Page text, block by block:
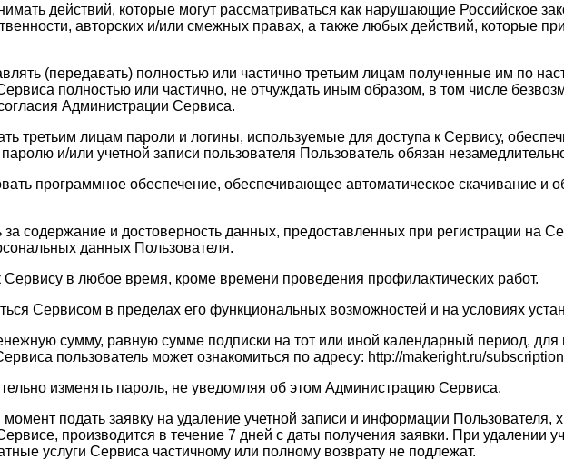
действий, которые могут рассматриваться как нарушающие Российское
авторских и/или смежных правах, а также любых действий, которые
(передавать) полностью или частично третьим лицам полученные им по
полностью или частично, не отчуждать иным образом, в том числе
Администрации Сервиса.
третьим лицам пароли и логины, используемые для доступа к Сервису,
и/или учетной записи пользователя Пользователь обязан
программное обеспечение, обеспечивающее автоматическое скачивание и
за содержание и достоверность данных, предоставленных при регистрации на
данных Пользователя.
Сервису в любое время, кроме времени проведения профилактических работ.
Сервисом в пределах его функциональных возможностей и на условиях
сумму, равную сумме подписки на тот или иной календарный период,
пользователь может ознакомиться по адресу: http://makeright.ru/
изменять пароль, не уведомляя об этом Администрацию Сервиса.
подать заявку на удаление учетной записи и информации Пользователя,
производится в течение 7 дней с даты получения заявки. При удалении
услуги Сервиса частичному или полному возврату не подлежат.